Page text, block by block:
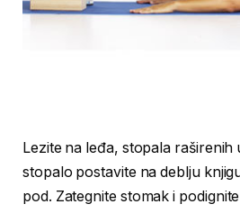
Lezite na leđa, stopala raširenih
stopalo postavite na deblju
pod. Zategnite stomak i